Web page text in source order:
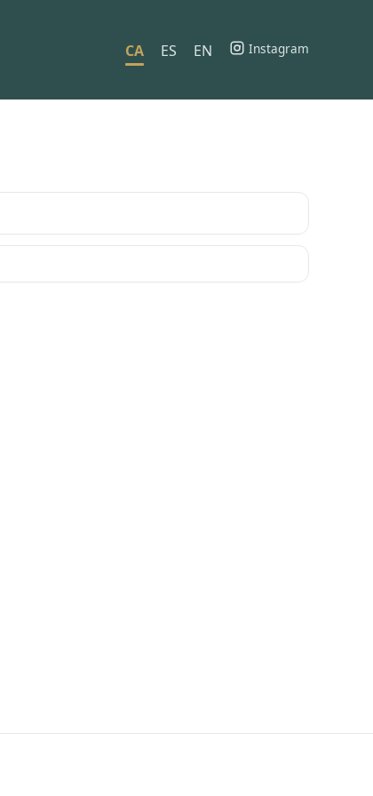
CA ES EN Instagram